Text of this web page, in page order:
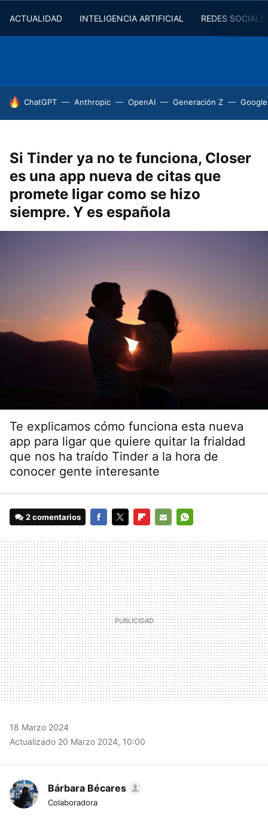
ACTUALIDAD INTELIGENCIA ARTIFICIAL REDES
HOY SE HABLA DE
ChatGPT Anthropic OpenAI Generación Z
Si Tinder ya no te funciona, Closer
es una app nueva de citas que
promete ligar como se hizo
siempre. Y es española
Te explicamos cómo funciona esta nueva
app para ligar que quiere quitar la frialdad
que nos ha traído Tinder a la hora de
conocer gente interesante
2 comentarios
MAIL
18 Marzo 2024
Actualizado 20 Marzo 2024, 10:00
Bárbara Bécares
Colaboradora